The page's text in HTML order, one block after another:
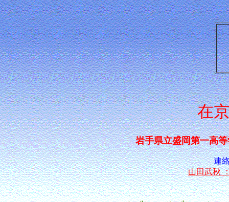
在
岩手県立盛岡第一高
連
山田武秋